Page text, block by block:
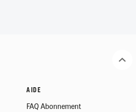
AIDE
FAQ Abonnement